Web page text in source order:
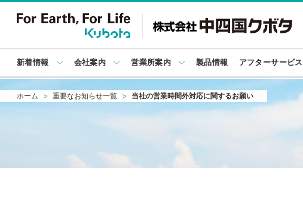
新着情報 会社案内 営業所案内 製品情報 アフターサービス
ホーム 重要なお知らせ一覧 当社の営業時間外対応に関するお願い